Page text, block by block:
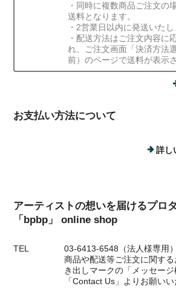
・同時に複数商品ご注文の
送料となります。
・2営業日以内に発送いたし
・配送方法はご注文内容に
れ、ご注文画面「決済方法
前）のページで送料が表示
お支払い方法について
詳し
アーティストの想いを届けるプロ
「bpbp」 online shop
TEL
03-6413-6548（法人様専用）
商品や配送等ご注文に関す
き出しマークの「メッセージ
「Contact Us」よりお願いい